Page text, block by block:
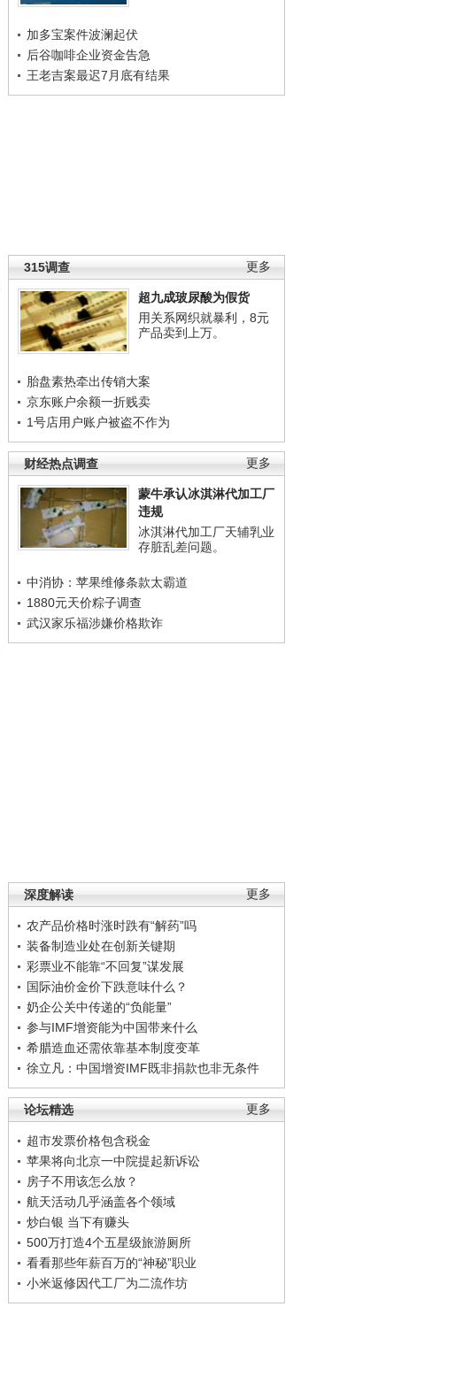
加多宝案件波澜起伏
后谷咖啡企业资金告急
王老吉案最迟7月底有结果
更多
315调查
超九成玻尿酸为假货
用关系网织就暴利，8元
产品卖到上万。
胎盘素热牵出传销大案
京东账户余额一折贱卖
1号店用户账户被盗不作为
更多
财经热点调查
蒙牛承认冰淇淋代加工厂
违规
冰淇淋代加工厂天辅乳业
存脏乱差问题。
中消协：苹果维修条款太霸道
1880元天价粽子调查
武汉家乐福涉嫌价格欺诈
更多
深度解读
农产品价格时涨时跌有“解药”吗
装备制造业处在创新关键期
彩票业不能靠“不回复”谋发展
国际油价金价下跌意味什么？
奶企公关中传递的“负能量”
参与IMF增资能为中国带来什么
希腊造血还需依靠基本制度变革
徐立凡：中国增资IMF既非捐款也非无条件
更多
论坛精选
超市发票价格包含税金
苹果将向北京一中院提起新诉讼
房子不用该怎么放？
航天活动几乎涵盖各个领域
炒白银 当下有赚头
500万打造4个五星级旅游厕所
看看那些年薪百万的“神秘”职业
小米返修因代工厂为二流作坊